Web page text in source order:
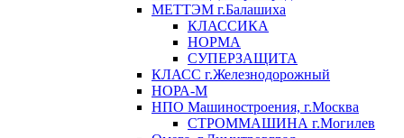
МЕТТЭМ г.Балашиха
КЛАССИКА
НОРМА
СУПЕРЗАЩИТА
КЛАСС г.Железнодорожный
НОРА-М
НПО Машиностроения, г.Москва
СТРОММАШИНА г.Могилев